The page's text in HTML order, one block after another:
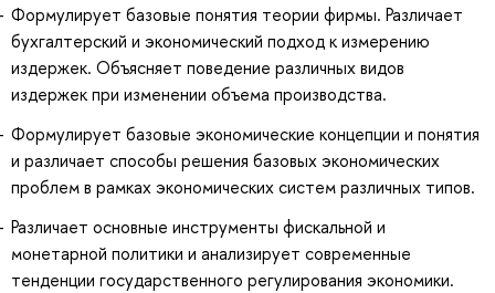
Формулирует базовые понятия теории фирмы. Различает
бухгалтерский и экономический подход к измерению
издержек. Объясняет поведение различных видов
издержек при изменении объема производства.
Формулирует базовые экономические концепции и понятия
и различает способы решения базовых экономических
проблем в рамках экономических систем различных типов.
Различает основные инструменты фискальной и
монетарной политики и анализирует современные
тенденции государственного регулирования экономики.